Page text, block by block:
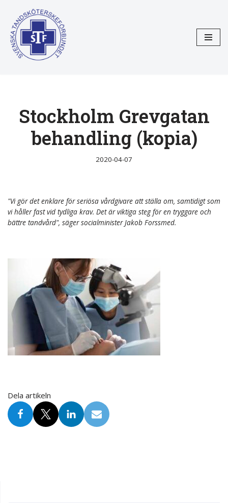
Hoppa
till
innehåll
Stockholm Grevgatan
behandling (kopia)
2020-04-07
"Vi gör det enklare för seriösa vårdgivare att ställa om, samtidigt som
vi håller fast vid tydliga krav. Det är viktiga steg för en tryggare och
bättre tandvård", säger socialminister Jakob Forssmed.
Dela artikeln